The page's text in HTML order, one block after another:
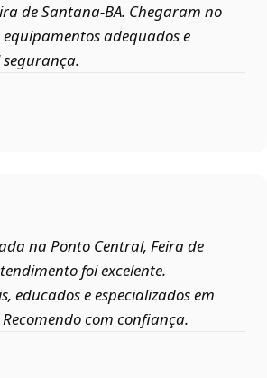
de Santana‑BA. Chegaram no
adequados e
na Ponto Central, Feira de
foi excelente.
educados e especializados em
com confiança.